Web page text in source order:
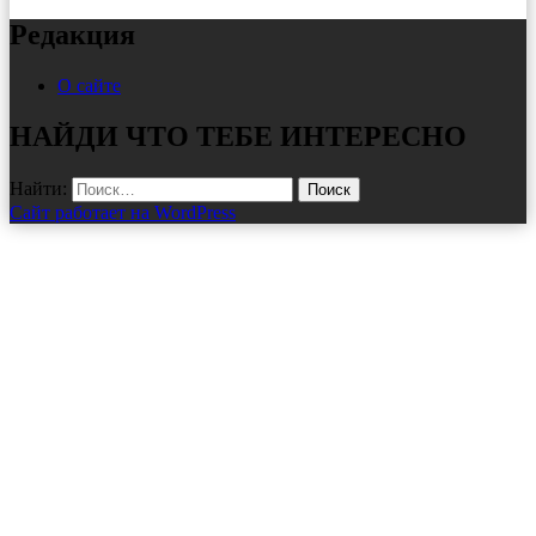
Редакция
О сайте
НАЙДИ ЧТО ТЕБЕ ИНТЕРЕСНО
Найти:
Сайт работает на WordPress